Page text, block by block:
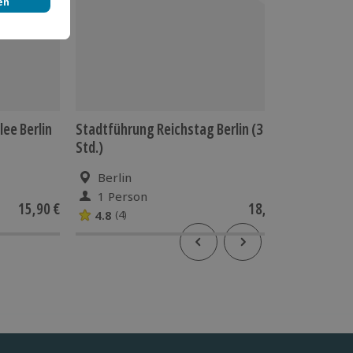
Berlin
15,90 €
Stadtführung Reichstag Berlin (3
Std.)
Berlin
1 Person
4.8 (4) 18,90 €